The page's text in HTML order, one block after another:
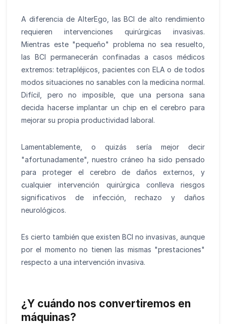
A diferencia de AlterEgo, las BCI de alto rendimiento
requieren intervenciones quirúrgicas invasivas.
Mientras este "pequeño" problema no sea resuelto,
las BCI permanecerán confinadas a casos médicos
extremos: tetrapléjicos, pacientes con ELA o de todos
modos situaciones no sanables con la medicina normal.
Difícil, pero no imposible, que una persona sana
decida hacerse implantar un chip en el cerebro para
mejorar su propia productividad laboral.
Lamentablemente, o quizás sería mejor decir
"afortunadamente", nuestro cráneo ha sido pensado
para proteger el cerebro de daños externos, y
cualquier intervención quirúrgica conlleva riesgos
significativos de infección, rechazo y daños
neurológicos.
Es cierto también que existen BCI no invasivas, aunque
por el momento no tienen las mismas "prestaciones"
respecto a una intervención invasiva.
¿Y cuándo nos convertiremos en
máquinas?